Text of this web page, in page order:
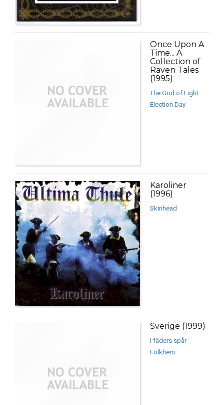
Once Upon A
Time... A
Collection of
Raven Tales
(1995)
The God of Light
Election Day
Karoliner
(1996)
Skinhead
Sverige (1999)
I fäders spår
Folkhem